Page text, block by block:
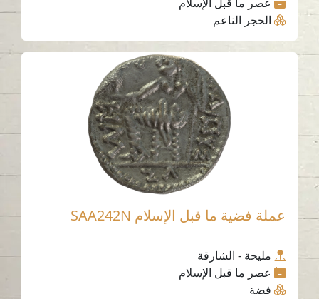
الحجر الناعم
عملة فضية ما قبل الإسلام SAA242N
مليحة - الشارقة
عصر ما قبل الإسلام
فضة